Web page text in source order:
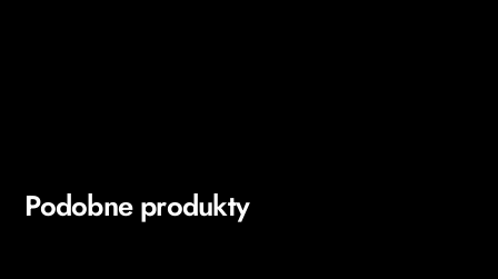
Podobne produkty